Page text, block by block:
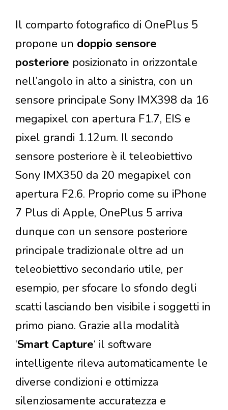
Il comparto fotografico di OnePlus 5
propone un doppio sensore
posteriore posizionato in orizzontale
nell’angolo in alto a sinistra, con un
sensore principale Sony IMX398 da 16
megapixel con apertura F1.7, EIS e
pixel grandi 1.12um. Il secondo
sensore posteriore è il teleobiettivo
Sony IMX350 da 20 megapixel con
apertura F2.6. Proprio come su iPhone
7 Plus di Apple, OnePlus 5 arriva
dunque con un sensore posteriore
principale tradizionale oltre ad un
teleobiettivo secondario utile, per
esempio, per sfocare lo sfondo degli
scatti lasciando ben visibile i soggetti in
primo piano. Grazie alla modalità
‘Smart Capture‘ il software
intelligente rileva automaticamente le
diverse condizioni e ottimizza
silenziosamente accuratezza e